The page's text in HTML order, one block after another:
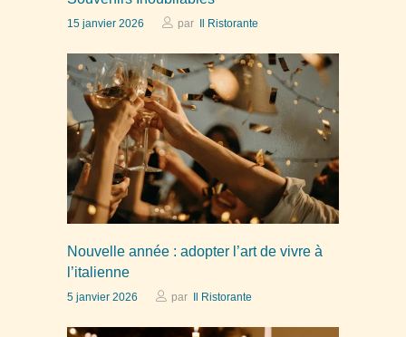
15 janvier 2026 par Il Ristorante
Nouvelle année : adopter l’art de vivre à
l’italienne
5 janvier 2026 par Il Ristorante